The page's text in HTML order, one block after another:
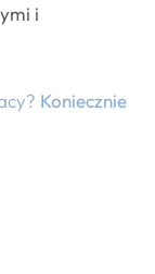
i
Koniecznie